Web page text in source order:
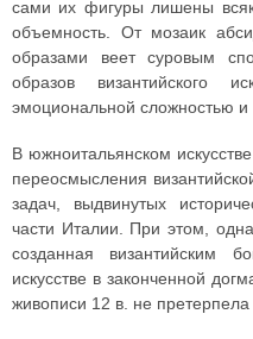
сами их фигуры лишены
объемность. От мозаик
образами веет суровым
образов византийского
эмоциональной сложностью
В южноитальянском
переосмысления
задач, выдвинутых
части Италии. При этом,
созданная византийским
искусстве в законченной
живописи 12 в. не